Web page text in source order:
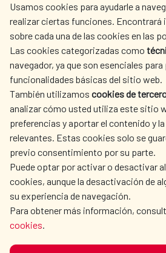
Usamos cookies para ayudarle a
realizar ciertas funciones. Encontrará
sobre cada una de las cookies en las
Las cookies categorizadas como
navegador, ya que son esenciales
funcionalidades básicas del sitio web.
También utilizamos cookies de
analizar cómo usted utiliza este sitio
preferencias y aportar el contenido y
relevantes. Estas cookies solo se
previo consentimiento por su parte.
Puede optar por activar o desactivar
cookies, aunque la desactivación de
su experiencia de navegación.
Para obtener más información,
cookies.
AECID
SPANISH HUMANITARIAN
ACTION
CULTURE AND SCIENCE
OUR SOCIAL MEDIA